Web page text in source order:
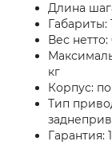
Длина
Габариты:
Вес нетто:
кг
Корпус:
Тип
Гарантия: